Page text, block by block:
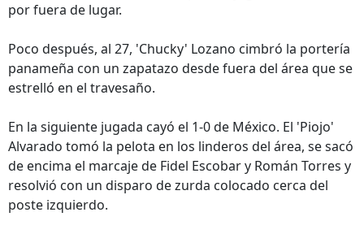
por fuera de lugar.
Poco después, al 27, 'Chucky' Lozano cimbró la portería
panameña con un zapatazo desde fuera del área que se
estrelló en el travesaño.
En la siguiente jugada cayó el 1-0 de México. El 'Piojo'
Alvarado tomó la pelota en los linderos del área, se sacó
de encima el marcaje de Fidel Escobar y Román Torres y
resolvió con un disparo de zurda colocado cerca del
poste izquierdo.